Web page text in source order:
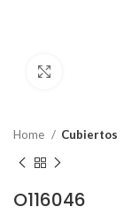
Home Cubiertos
O116046